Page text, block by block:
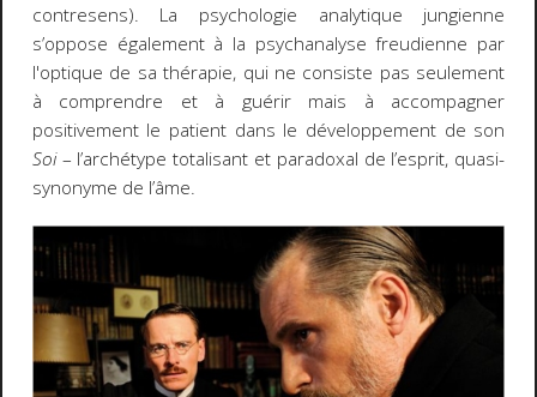
contresens). La psychologie analytique jungienne
s’oppose également à la psychanalyse freudienne par
l'optique de sa thérapie, qui ne consiste pas seulement
à comprendre et à guérir mais à accompagner
positivement le patient dans le développement de son
Soi– l’archétype totalisant et paradoxal de l’esprit, quasi-
synonyme de l’âme.